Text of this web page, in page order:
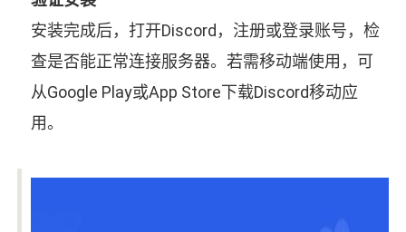
安装完成后，打开Discord，注册或登录账号，检
查是否能正常连接服务器。若需移动端使用，可
从Google Play或App Store下载Discord移动应
用。